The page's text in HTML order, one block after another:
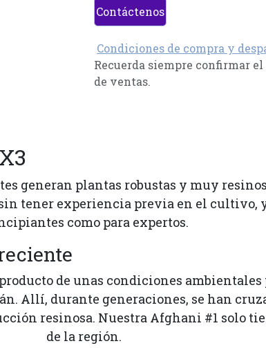
Contáctenos
Condiciones de compra y
Recuerda siempre confirmar
de ventas.
generan plantas robustas y muy
tener experiencia previa en el cultivo,
como para expertos.
de unas condiciones
Allí, durante generaciones, se han
resinosa. Nuestra Afghani #1 solo
de la región.